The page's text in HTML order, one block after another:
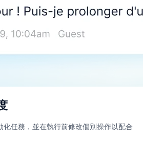
化任務，並在執行前修改個別操作以配合